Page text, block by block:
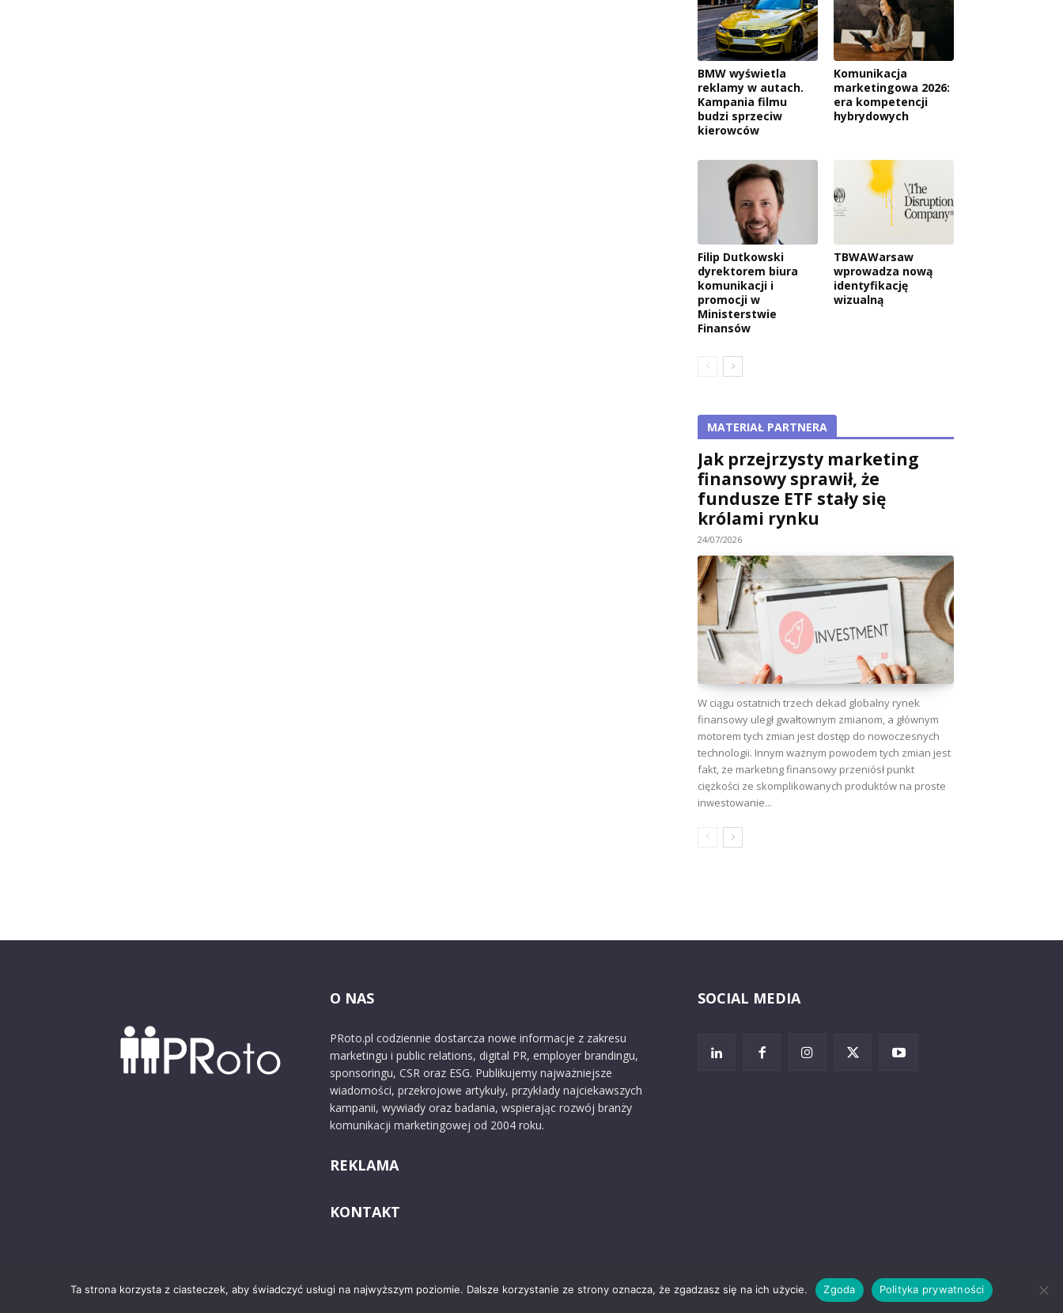
BMW wyświetla
reklamy w autach.
Kampania filmu
budzi sprzeciw
kierowców
Komunikacja
marketingowa 2026:
era kompetencji
hybrydowych
Filip Dutkowski
dyrektorem biura
komunikacji i
promocji w
Ministerstwie
Finansów
TBWAWarsaw
wprowadza nową
identyfikację
wizualną
MATERIAŁ PARTNERA
Jak przejrzysty marketing
finansowy sprawił, że
fundusze ETF stały się
królami rynku
24/07/2026
W ciągu ostatnich trzech dekad globalny rynek
finansowy uległ gwałtownym zmianom, a głównym
motorem tych zmian jest dostęp do nowoczesnych
technologii. Innym ważnym powodem tych zmian jest
fakt, że marketing finansowy przeniósł punkt
ciężkości ze skomplikowanych produktów na proste
inwestowanie...
O NAS
PRoto.pl codziennie dostarcza nowe informacje z zakresu
marketingu i public relations, digital PR, employer brandingu,
sponsoringu, CSR oraz ESG. Publikujemy najważniejsze
wiadomości, przekrojowe artykuły, przykłady najciekawszych
kampanii, wywiady oraz badania, wspierając rozwój branży
komunikacji marketingowej od 2004 roku.
REKLAMA
KONTAKT
SOCIAL MEDIA
© 2024 PRoto.pl O nas Reklama Zastrzeżenia prawne
Ta strona korzysta z ciasteczek, aby świadczyć usługi na najwyższym poziomie. Dalsze korzystanie ze strony oznacza, że zgadzasz się na ich użycie. Zgoda Polityka prywatności